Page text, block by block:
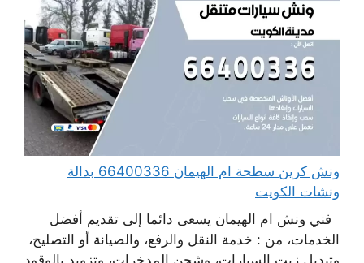
ونش كرين سطحة ام الهيمان 66400336 بدالة
ونشات الكويت
فني ونش ام الهيمان يسعى دائما إلى تقديم أفضل
الخدمات، من : خدمة النقل والرفع، والصيانة أو التصليح،
وتبديل زيت السيارات، وشحن المدخرات، وتزويد بالوقود